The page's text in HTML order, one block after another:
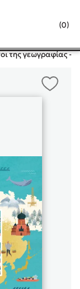
(0)
Κλείσιμο
της γεωγραφίας -